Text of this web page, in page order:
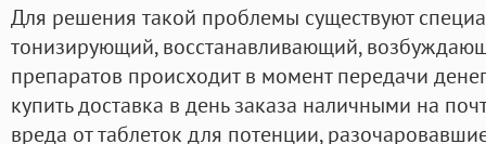
Для решения такой проблемы существуют
тонизирующий, восстанавливающий,
препаратов происходит в момент передачи
купить доставка в день заказа наличными на
вреда от таблеток для потенции,